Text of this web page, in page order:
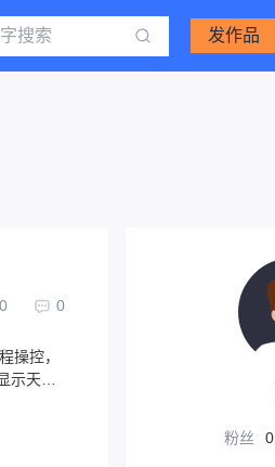
发作品
0 0
操控，
示天
粉丝 0